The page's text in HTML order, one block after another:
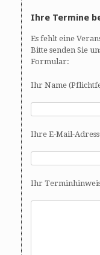
Ihre Termine
Es fehlt eine
Bitte senden Sie
Formular:
Ihr Name
Ihre E-Mail-
Ihr